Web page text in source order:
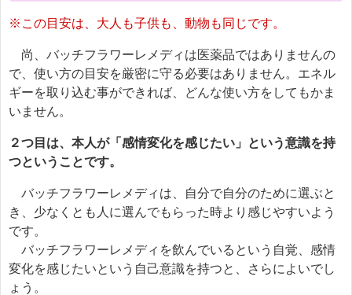
※この目安は、大人も子供も、動物も同じです。
尚、バッチフラワーレメディは医薬品ではありませんの
で、使い方の目安を厳密に守る必要はありません。エネル
ギーを取り込む事ができれば、どんな使い方をしてもかま
いません。
２つ目は、本人が「感情変化を感じたい」という意識を持
つということです。
バッチフラワーレメディは、自分で自分のために選ぶと
き、少なくとも人に選んでもらった時より感じやすいよう
です。
バッチフラワーレメディを飲んでいるという自覚、感情
変化を感じたいという自己意識を持つと、さらによいでし
ょう。